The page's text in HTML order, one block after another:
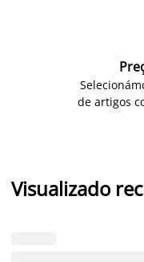
de artigos
Visualizado